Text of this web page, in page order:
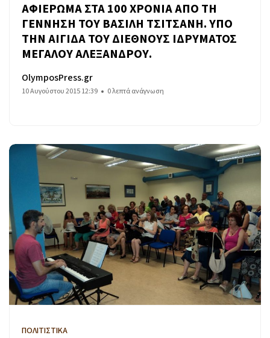
ΑΦΙΕΡΩΜΑ ΣΤΑ 100 ΧΡΟΝΙΑ ΑΠΟ ΤΗ
ΓΕΝΝΗΣΗ ΤΟΥ ΒΑΣΙΛΗ ΤΣΙΤΣΑΝΗ. ΥΠΟ
ΤΗΝ ΑΙΓΙΔΑ ΤΟΥ ΔΙΕΘΝΟΥΣ ΙΔΡΥΜΑΤΟΣ
ΜΕΓΑΛΟΥ ΑΛΕΞΑΝΔΡΟΥ.
OlymposPress.gr
10 Αυγούστου 2015 12:39 0 λεπτά ανάγνωση
ΠΟΛΙΤΙΣΤΙΚΑ